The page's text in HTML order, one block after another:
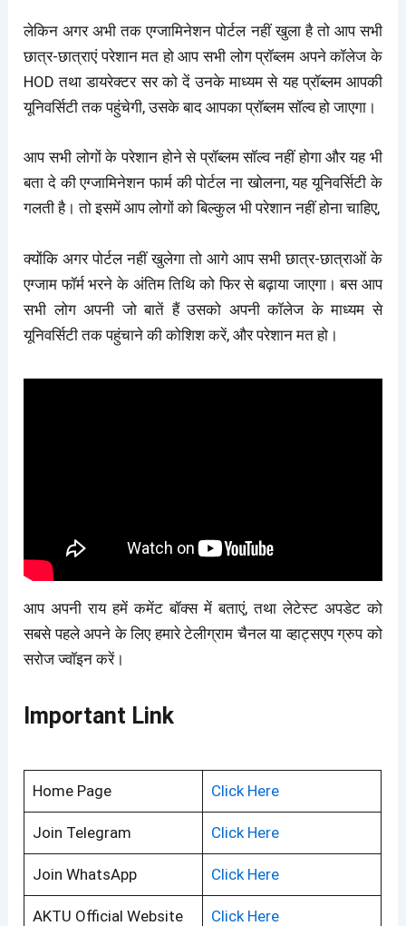
लेकिन अगर अभी तक एग्जामिनेशन पोर्टल नहीं खुला है तो आप सभी
छात्र-छात्राएं परेशान मत हो आप सभी लोग प्रॉब्लम अपने कॉलेज के
HOD तथा डायरेक्टर सर को दें उनके माध्यम से यह प्रॉब्लम आपकी
यूनिवर्सिटी तक पहुंचेगी, उसके बाद आपका प्रॉब्लम सॉल्व हो जाएगा।
आप सभी लोगों के परेशान होने से प्रॉब्लम सॉल्व नहीं होगा और यह भी
बता दे की एग्जामिनेशन फार्म की पोर्टल ना खोलना, यह यूनिवर्सिटी के
गलती है। तो इसमें आप लोगों को बिल्कुल भी परेशान नहीं होना चाहिए,
क्योंकि अगर पोर्टल नहीं खुलेगा तो आगे आप सभी छात्र-छात्राओं के
एग्जाम फॉर्म भरने के अंतिम तिथि को फिर से बढ़ाया जाएगा। बस आप
सभी लोग अपनी जो बातें हैं उसको अपनी कॉलेज के माध्यम से
यूनिवर्सिटी तक पहुंचाने की कोशिश करें, और परेशान मत हो।
आप अपनी राय हमें कमेंट बॉक्स में बताएं, तथा लेटेस्ट अपडेट को
सबसे पहले अपने के लिए हमारे टेलीग्राम चैनल या व्हाट्सएप ग्रुप को
सरोज ज्वॉइन करें।
Important Link
Home Page Click Here
Join Telegram Click Here
Join WhatsApp Click Here
AKTU Official Website Click Here